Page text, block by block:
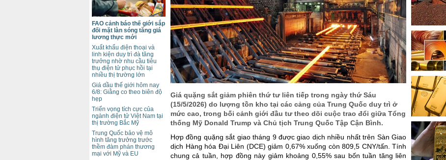
Giá quặng sắt giảm phiên thứ tư liên tiếp trong ngày thứ Sáu
(15/5/2026) do lượng tồn kho tại các cảng của Trung Quốc duy trì ở
mức cao, trong bối cảnh giới đầu tư theo dõi cuộc trao đổi giữa Tổng
thống Mỹ Donald Trump và Chủ tịch Trung Quốc Tập Cận Bình.
Hợp đồng quặng sắt giao tháng 9 được giao dịch nhiều nhất trên Sàn Giao
dịch Hàng hóa Đại Liên (DCE) giảm 0,67% xuống còn 809,5 CNY/tấn. Tính
chung cả tuần, hợp đồng này giảm khoảng 0,55% sau bốn tuần tăng liên
FAO cảnh báo thế giới sắp
đối mặt làn sóng tăng giá
lương thực mới
Xuất khẩu điện thoại và
linh kiện duy trì đà tăng
trưởng nhờ nhu cầu tiêu
thụ điện tử phục hồi tại
nhiều thị trường lớn
Giá dầu thế giới hôm nay
6/8: Giằng co theo biên độ
hẹp
Triển vọng tích cực của
ngành điện tử Việt Nam tại
thị trường Bắc Mỹ
Trung Quốc bảo vệ mô
hình tăng trưởng trước
thềm đàm phán thương
mại với Mỹ và EU